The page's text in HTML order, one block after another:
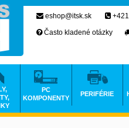
eshop@itsk.sk
Často kladené otázky
PC
KOMPONENTY
PERIFÉRIE